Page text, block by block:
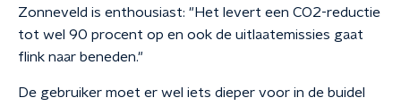
Zonneveld is enthousiast: "Het levert een CO2-reductie
tot wel 90 procent op en ook de uitlaatemissies gaat
flink naar beneden."
De gebruiker moet er wel iets dieper voor in de buidel